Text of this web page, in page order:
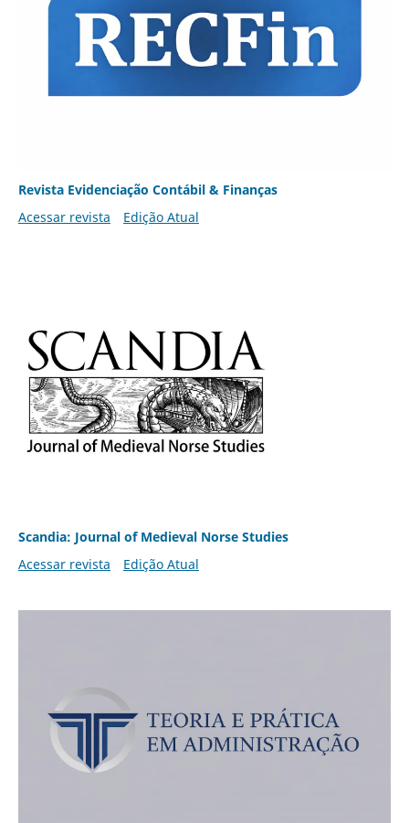
Revista Evidenciação Contábil & Finanças
Acessar revista
Edição Atual
Scandia: Journal of Medieval Norse Studies
Acessar revista
Edição Atual